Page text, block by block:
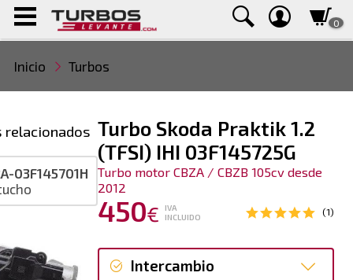
0
Inicio Turbos
Turbo Skoda Praktik 1.2
(TFSI) IHI 03F145725G
Turbo motor CBZA / CBZB 105cv desde
2012
450€
IVA
INCLUIDO
(1)
Intercambio
relacionados
03F145701H